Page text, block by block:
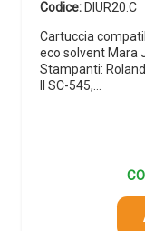
Codice: DIUR20.C
Cartuccia
eco solvent Mara
Stampanti:
II SC-545,…